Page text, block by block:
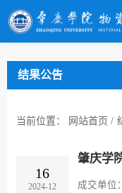
结果公告
当前位置： 网站首页 /
16
2024-12
成交单位